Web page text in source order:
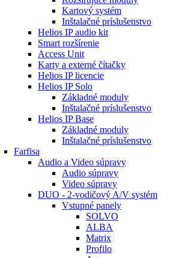
Kartový systém
Inštalačné príslušenstvo
Helios IP audio kit
Smart rozšírenie
Access Unit
Karty a externé čítačky
Helios IP licencie
Helios IP Solo
Základné moduly
Inštalačné príslušenstvo
Helios IP Base
Základné moduly
Inštalačné príslušenstvo
Farfisa
Audio a Video súpravy
Audio súpravy
Video súpravy
DUO - 2-vodičový A/V systém
Vstupné panely
SOLVO
ALBA
Matrix
Profilo